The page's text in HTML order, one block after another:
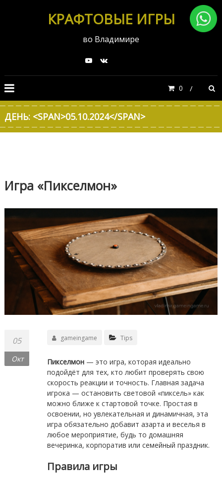
КРАФТОВЫЕ ИГРЫ
во Владимире
0
ДЕНЬ: <SPAN>05.10.2024</SPAN>
Игра «Пикселмон»
05
Окт
gameingame Tips
Пикселмон— это игра, которая идеально
подойдёт для тех, кто любит проверять свою
скорость реакции и точность. Главная задача
игрока — остановить световой «пиксель» как
можно ближе к стартовой точке. Простая в
освоении, но увлекательная и динамичная, эта
игра обязательно добавит азарта и веселья в
любое мероприятие, будь то домашняя
вечеринка, корпоратив или семейный праздник.
Правила игры